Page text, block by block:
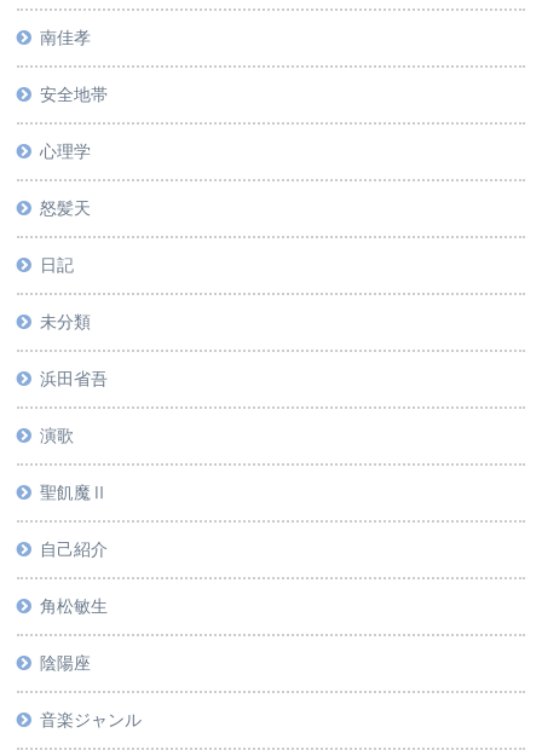
南佳孝
安全地帯
心理学
怒髪天
日記
未分類
浜田省吾
演歌
聖飢魔Ⅱ
自己紹介
角松敏生
陰陽座
音楽ジャンル